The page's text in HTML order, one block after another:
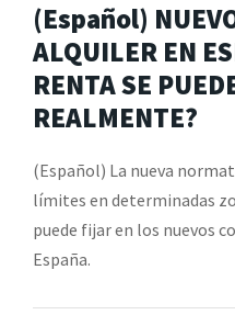
(Español)
ALQUILER EN
RENTA SE
REALMENTE?
(Español) La nueva
límites en determinadas
puede fijar en los nuevos
España.